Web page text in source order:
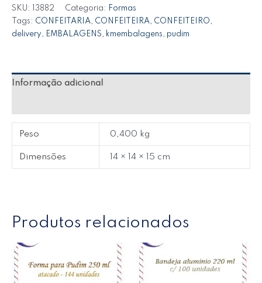
SKU: 13882 Categoria: Formas
Tags: CONFEITARIA, CONFEITEIRA, CONFEITEIRO,
delivery, EMBALAGENS, kmembalagens, pudim
Informação adicional
Peso 0,400 kg
Dimensões 14 × 14 × 15 cm
Produtos relacionados